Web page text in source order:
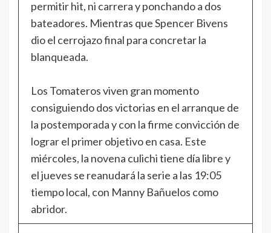
permitir hit, ni carrera y ponchando a dos
bateadores. Mientras que Spencer Bivens
dio el cerrojazo final para concretar la
blanqueada.
Los Tomateros viven gran momento
consiguiendo dos victorias en el arranque de
la postemporada y con la firme convicción de
lograr el primer objetivo en casa. Este
miércoles, la novena culichi tiene día libre y
el jueves se reanudará la serie a las 19:05
tiempo local, con Manny Bañuelos como
abridor.